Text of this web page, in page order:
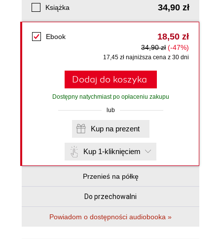
Książka 34,90 zł
Ebook 18,50 zł
34,90 zł (-47%)
17,45 zł najniższa cena z 30 dni
Dodaj do koszyka
Dostępny natychmiast po opłaceniu zakupu
lub
Kup na prezent
Kup 1-kliknięciem
Przenieś na półkę
Do przechowalni
Powiadom o dostępności audiobooka »